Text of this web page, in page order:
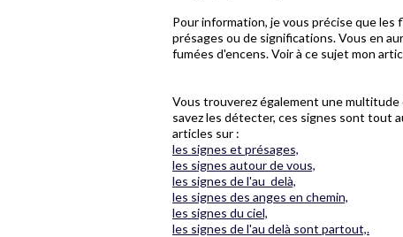
Pour information, je vous précise que
présages ou de significations. Vous en
fumées d'encens. Voir à ce sujet mon
Vous trouverez également une
savez les détecter, ces signes sont tout
articles sur :
les signes et présages,
les signes autour de vous,
les signes de l'au delà,
les signes des anges en chemin,
les signes du ciel,
les signes de l'au delà sont partout,.